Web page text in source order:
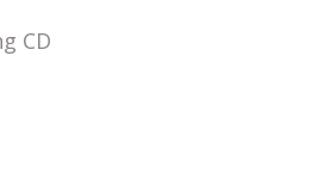
CD